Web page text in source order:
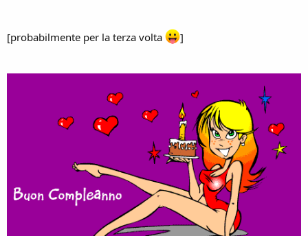
r
e
d
s
[probabilmente per la terza volta ]